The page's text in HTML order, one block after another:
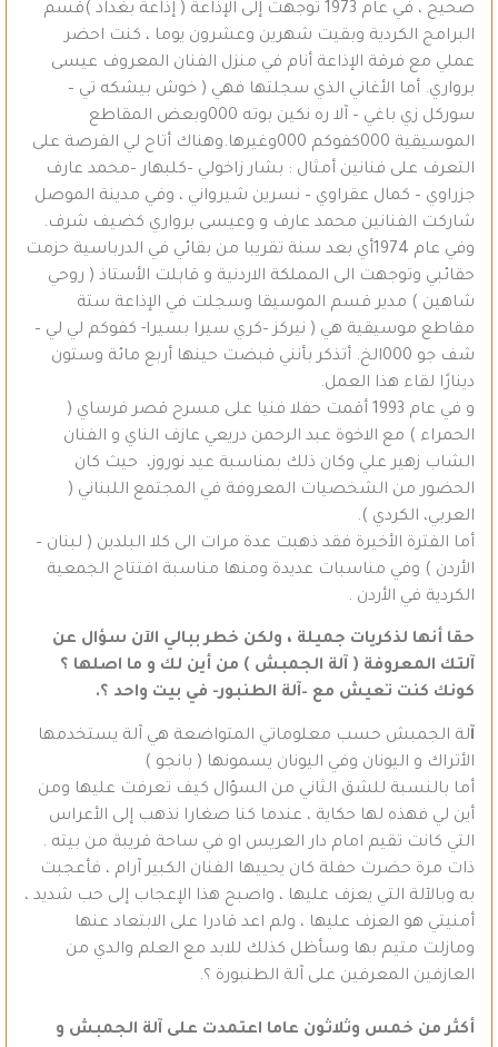
صحيح ، في عام 1973 توجهت إلى الإذاعة ( إذاعة بغداد )قسم
البرامج الكردية وبقيت شهرين وعشرون يوما ، كنت احضر
عملي مع فرقة الإذاعة أنام في منزل الفنان المعروف عيسى
برواري. أما الأغاني الذي سجلتها فهي ( خوش بيشكه تي –
سوركل زي باغي – آلا ره نكين بوته 000وبعض المقاطع
الموسيقية 000كفوكم 000وغيرها.وهناك أتاح لي الفرصة على
التعرف على فنانين أمثال : بشار زاخولي –كلبهار –محمد عارف
جزراوي – كمال عقراوي – نسرين شيرواني ، وفي مدينة الموصل
شاركت الفنانين محمد عارف و وعيسى برواري كضيف شرف.
وفي عام 1974أي بعد سنة تقريبا من بقائي في الدرباسية حزمت
حقائبي وتوجهت الى المملكة الاردنية و قابلت الأستاذ ( روحي
شاهين ) مدير قسم الموسيقا وسجلت في الإذاعة ستة
مقاطع موسيقية هي ( نيركز –كري سيرا بسيرا- كفوكم لي لي –
شف جو 000الخ. أتذكر بأنني قبضت حينها أربع مائة وستون
دينارًا لقاء هذا العمل.
و في عام 1993 أقمت حفلا فنيا على مسرح قصر فرساي (
الحمراء ) مع الاخوة عبد الرحمن دريعي عازف الناي و الفنان
الشاب زهير علي وكان ذلك بمناسبة عيد نوروز، حيث كان
الحضور من الشخصيات المعروفة في المجتمع اللبناني (
العربي، الكردي ).
أما الفترة الأخيرة فقد ذهبت عدة مرات الى كلا البلدين ( لبنان –
الأردن ) وفي مناسبات عديدة ومنها مناسبة افتتاح الجمعية
الكردية في الأردن .
حقا أنها لذكريات جميلة ، ولكن خطر ببالي الآن سؤال عن
آلتك المعروفة ( آلة الجمبش ) من أين لك و ما اصلها ؟
كونك كنت تعيش مع –آلة الطنبور- في بيت واحد ؟.
آلة الجمبش حسب معلوماتي المتواضعة هي آلة يستخدمها
الأتراك و اليونان وفي اليونان يسمونها ( بانجو )
أما بالنسبة للشق الثاني من السؤال كيف تعرفت عليها ومن
أين لي فهذه لها حكاية ، عندما كنا صغارا نذهب إلى الأعراس
التي كانت تقيم امام دار العريس او في ساحة قريبة من بيته .
ذات مرة حضرت حفلة كان يحييها الفنان الكبير آرام ، فأعجبت
به وبالآلة التي يعزف عليها ، واصبح هذا الإعجاب إلى حب شديد ،
أمنيتي هو العزف عليها ، ولم اعد قادرا على الابتعاد عنها
ومازلت متيم بها وسأظل كذلك للابد مع العلم والدي من
العازفين المعرفين على آلة الطنبورة ؟.
أكثر من خمس وثلاثون عاما اعتمدت على آلة الجمبش و